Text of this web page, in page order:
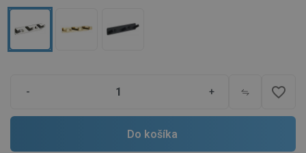
- + favorite_border
Do košíka